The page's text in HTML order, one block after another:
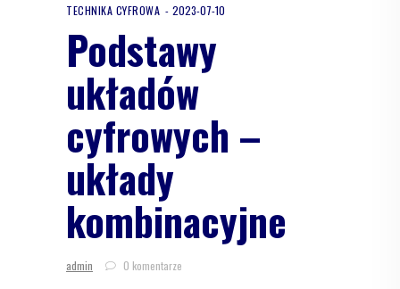
TECHNIKA CYFROWA 2023-07-10
Podstawy
układów
cyfrowych –
układy
kombinacyjne
admin 0 komentarze